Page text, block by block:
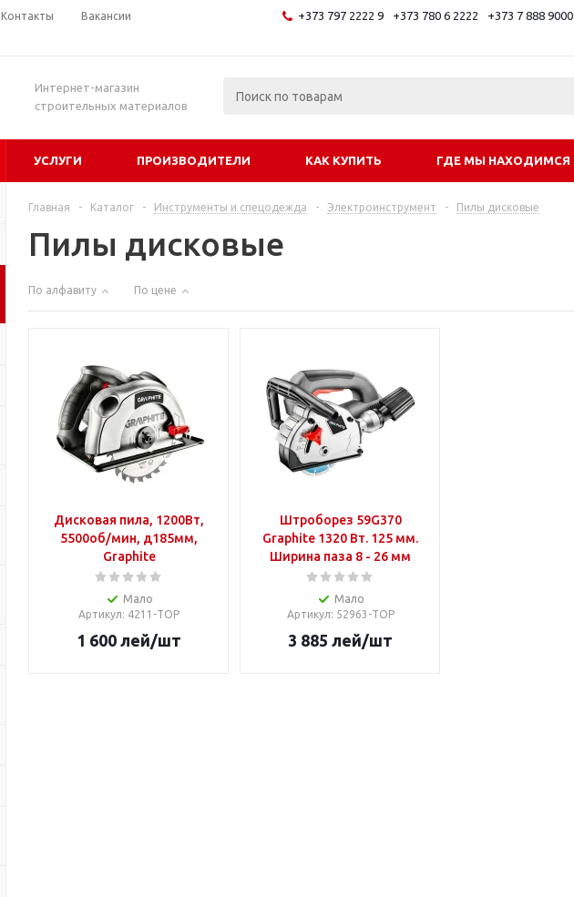
Контакты Вакансии +373 797 2222 9 +373 780 6 2222 +373 7 888 9000
Интернет-магазин
строительных материалов
УСЛУГИ ПРОИЗВОДИТЕЛИ КАК КУПИТЬ ГДЕ МЫ НАХОДИМСЯ
Главная - Каталог - Инструменты и спецодежда - Электроинструмент - Пилы дисковые
Пилы дисковые
По алфавиту По цене
Дисковая пила, 1200Вт,
5500об/мин, д185мм,
Graphite
Мало
Артикул: 4211-TOP
1 600 лей/шт
Штроборез 59G370
Graphite 1320 Вт. 125 мм.
Ширина паза 8 - 26 мм
Мало
Артикул: 52963-TOP
3 885 лей/шт